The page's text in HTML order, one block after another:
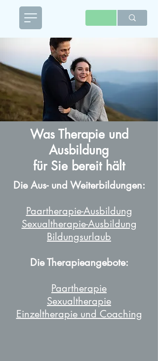
Was Therapie und
Ausbildung
für Sie bereit hält
Die Aus- und Weiterbildungen:
Paartherapie-Ausbildung
Sexualtherapie-Ausbildung
Bildungsurlaub
Die Therapieangebote:
Paartherapie
Sexualtherapie
Einzeltherapie und Coaching